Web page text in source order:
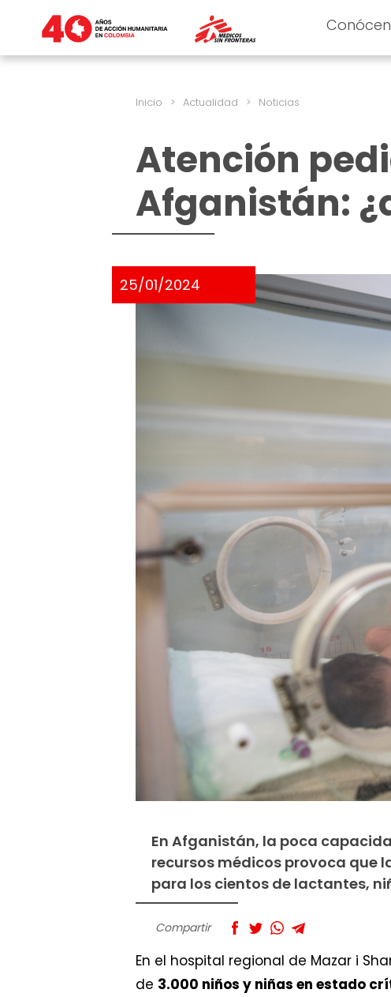
Inicio > Actualidad > Noticias
Atención
Afganistán:
25/01/2024
En Afganistán, la poca
recursos médicos provoca que
para los cientos de lactantes,
Compartir
En el hospital regional de Mazar i
de 3.000 niños y niñas en estado